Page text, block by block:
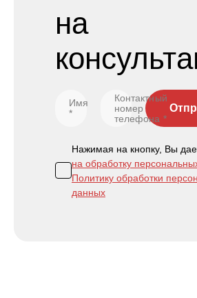
на
Имя
*
Контактный
номер
телефона *
Нажимая на кнопку, Вы
на обработку
Политику обработки
данных